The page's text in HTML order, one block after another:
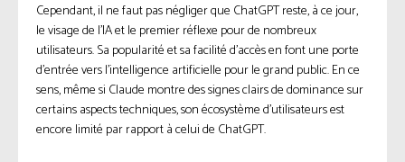
Cependant, il ne faut pas négliger que ChatGPT reste, à ce jour,
le visage de l’IA et le premier réflexe pour de nombreux
utilisateurs. Sa popularité et sa facilité d’accès en font une porte
d’entrée vers l’intelligence artificielle pour le grand public. En ce
sens, même si Claude montre des signes clairs de dominance sur
certains aspects techniques, son écosystème d’utilisateurs est
encore limité par rapport à celui de ChatGPT.